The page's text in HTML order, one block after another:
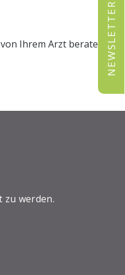
Ihrem Arzt beraten.
werden.
NEWSLETTER